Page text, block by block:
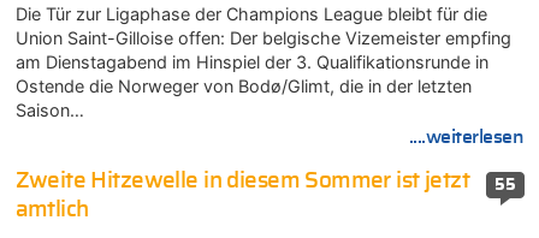
Die Tür zur Ligaphase der Champions League bleibt für die
Union Saint-Gilloise offen: Der belgische Vizemeister empfing
am Dienstagabend im Hinspiel der 3. Qualifikationsrunde in
Ostende die Norweger von Bodø/Glimt, die in der letzten
Saison…
....weiterlesen
55
Zweite Hitzewelle in diesem Sommer ist jetzt
amtlich